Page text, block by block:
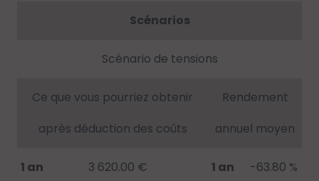
Scénarios
Scénario de tensions
Ce que vous pourriez obtenir
après déduction des coûts
Rendement
annuel moyen
1 an 3 620.00 € 1 an -63.80 %